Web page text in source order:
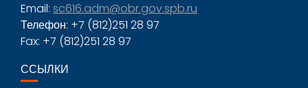
Email: sc616.adm@obr.gov.spb.ru
Телефон: +7 (812)251 28 97
Fax: +7 (812)251 28 97
ССЫЛКИ